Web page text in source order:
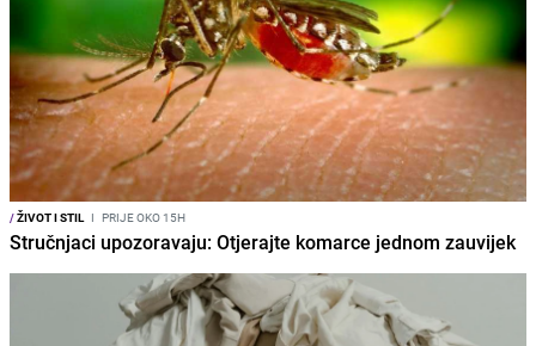
/ŽIVOT I STIL I PRIJE OKO 15H
Stručnjaci upozoravaju: Otjerajte komarce jednom zauvijek